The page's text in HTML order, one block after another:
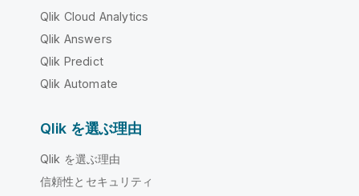
Qlik Cloud Analytics
Qlik Answers
Qlik Predict
Qlik Automate
Qlik を選ぶ理由
Qlik を選ぶ理由
信頼性とセキュリティ